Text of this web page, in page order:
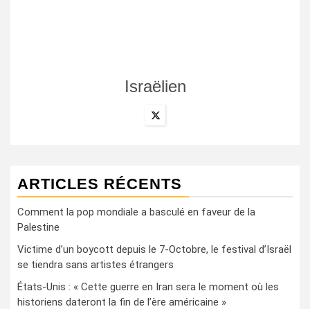
Israëlien
ARTICLES RÉCENTS
Comment la pop mondiale a basculé en faveur de la
Palestine
Victime d’un boycott depuis le 7-Octobre, le festival d’Israël
se tiendra sans artistes étrangers
États-Unis : « Cette guerre en Iran sera le moment où les
historiens dateront la fin de l’ère américaine »